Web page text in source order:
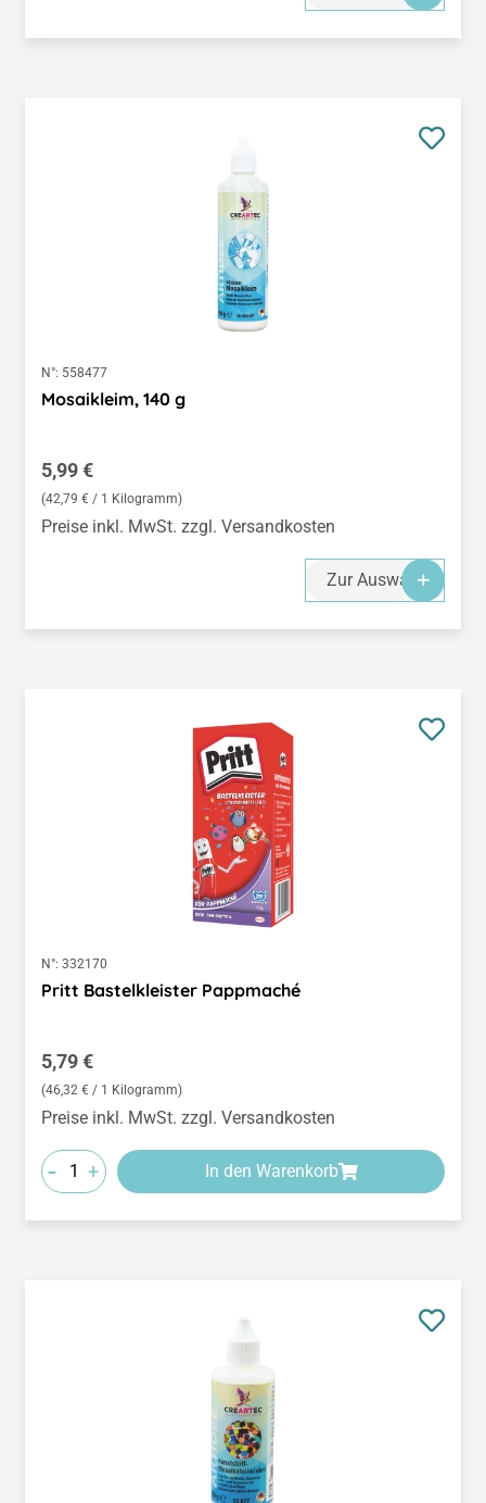
N°: 558477
Mosaikleim, 140 g
Regulärer Preis:
5,99 €
(42,79 € / 1 Kilogramm)
Preise inkl. MwSt. zzgl. Versandkosten
Zur Auswahl
N°: 332170
Pritt Bastelkleister Pappmaché
Regulärer Preis:
5,79 €
(46,32 € / 1 Kilogramm)
Preise inkl. MwSt. zzgl. Versandkosten
- + In den Warenkorb